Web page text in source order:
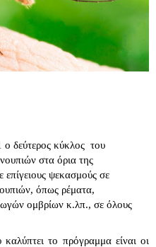
δεύτερος κύκλος  του
στα όρια της
επίγειους ψεκασμούς σε
όπως ρέματα,
ομβρίων κ.λπ., σε όλους
το πρόγραμμα είναι οι